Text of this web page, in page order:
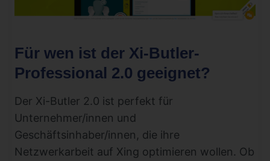
Für wen ist der Xi-Butler-
Professional 2.0 geeignet?
Der Xi-Butler 2.0 ist perfekt für
Unternehmer/innen und
Geschäftsinhaber/innen, die ihre
Netzwerkarbeit auf Xing optimieren wollen. Ob